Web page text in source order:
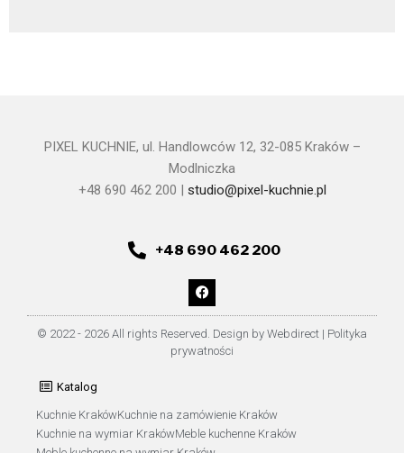
PIXEL KUCHNIE, ul. Handlowców 12, 32-085 Kraków –
Modlniczka
+48 690 462 200 | studio@pixel-kuchnie.pl
+48 690 462 200
© 2022 - 2026 All rights Reserved. Design by Webdirect | Polityka
prywatności
Katalog
Kuchnie KrakówKuchnie na zamówienie Kraków
Kuchnie na wymiar KrakówMeble kuchenne Kraków